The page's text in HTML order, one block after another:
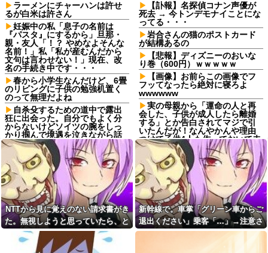
ラーメンにチャーハンは許せ
るが白米は許さん
妊娠中の私「息子の名前は
『パスタ』にするから」旦那・
親・友人「！？ やめなよそんな
名前！」私「私が産むんだから
文句は言わせない！」現在、改
名の手続き中です・・・
春から小学生なんだけど、6畳
のリビングに子供の勉強机置く
のって無理だよね
自杀殳するための道中で露出
狂に出会った。自分でもよく分
からないけどソイツの腕をしっ
かり掴んで境遇を泣きながら話
した。すると露出狂は…
コトメ「あなたには無理でし
ょ？」私「できますけど？」→
何も知らない前提で話しかけて
くるコトメが止まらず…
彼氏から突然振られた。理由
を聞くと「生ハムチーズクレー
プ食べたから」と言われて…
転勤がなくて家から近くて仕
事も楽そうだけど一人暮らしす
るチャンスを逃してずっと実家
暮らしになりそう
【訃報】名探偵コナン声優が
死去 → 今トンデモナイことにな
ってる・・・
岩合さんの猫のポストカード
が結構あるの
【悲報】ディズニーのおいな
り巻（600円）ｗｗｗｗｗ
【画像】お前らこの画像でフ
フッてなったら絶対に寝ろよ
wwwwww
実の母親から「運命の人と再
会した、子供が成人したら離婚
する」とか告白されてマジで引
いたんだが！なんやかんや理由
つけて子供4人も作っておいて未
成年の子供に言う話かよ！
【衝撃画像】有名セクシー女
優さん、整形手術に大失敗して
撮影不能に⇒！！
取引先の接待で彼氏が突然
「ミスタァァアァァァァアアア
アァァ、ムンラァァァイ！」
切迫流産で自宅安静の私…な
のに義弟が「シャワー貸して」
「泊めて」と嫌がらせレベルの
NTTから見に覚えのない請求書がき
た。無視しようと思っていたら、と
んでもない事実が判明して…
新幹線で。車掌「グリーン車からご
退出ください」乗客「…」→注意さ
れても動かない乗客を見ていたら、
その直後まさかの展開に…